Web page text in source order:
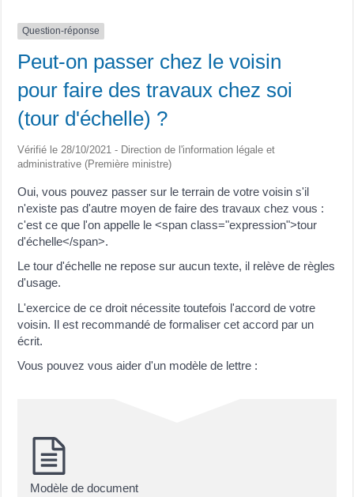
Question-réponse
Peut-on passer chez le voisin
pour faire des travaux chez soi
(tour d'échelle) ?
Vérifié le 28/10/2021 - Direction de l'information légale et
administrative (Première ministre)
Oui, vous pouvez passer sur le terrain de votre voisin s'il
n'existe pas d'autre moyen de faire des travaux chez vous :
c'est ce que l'on appelle le <span class="expression">tour
d'échelle</span>.
Le tour d'échelle ne repose sur aucun texte, il relève de règles
d'usage.
L'exercice de ce droit nécessite toutefois l'accord de votre
voisin. Il est recommandé de formaliser cet accord par un
écrit.
Vous pouvez vous aider d'un modèle de lettre :
Modèle de document